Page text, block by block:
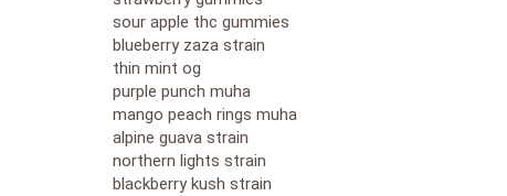
sour apple thc gummies
blueberry zaza strain
thin mint og
purple punch muha
mango peach rings muha
alpine guava strain
northern lights strain
blackberry kush strain